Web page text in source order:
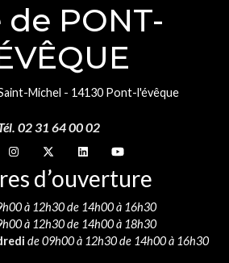
PONT-
Michel - 14130 Pont-l'évêque
02 31 64 00 02
nous sur
Suivez-nous sur
Suivez-nous sur
Suivez-nous sur
Suivez-nous sur
d’ouverture
à 12h30 de 14h00 à 16h30
à 12h30 de 14h00 à 18h30
de 09h00 à 12h30 de 14h00 à 16h30